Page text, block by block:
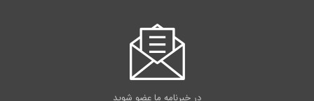
در خبرنامه ما عضو شوید